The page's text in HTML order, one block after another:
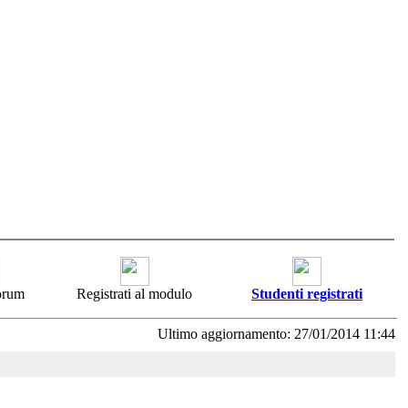
Registrati al modulo Studenti registrati
Ultimo aggiornamento: 27/01/2014 11:44